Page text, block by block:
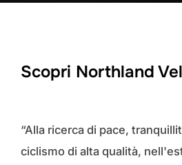
Scopri Northland
“Alla ricerca di pace,
ciclismo di alta qualità,